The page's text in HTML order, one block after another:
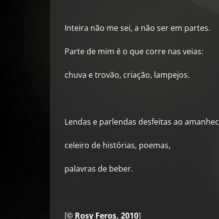
Inteira não me sei, a não ser em partes.
Parte de mim é o que corre nas veias:
chuva e trovão, criação, lampejos.
Lendas e parlendas desfeitas ao
celeiro de histórias, poemas,
palavras de beber.
[© Rosy Feros, 2010]